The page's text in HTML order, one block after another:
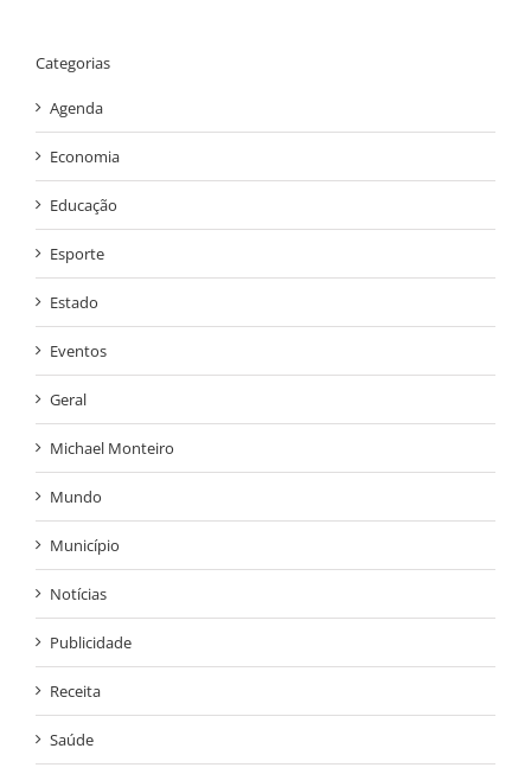
Categorias
Agenda
Economia
Educação
Esporte
Estado
Eventos
Geral
Michael Monteiro
Mundo
Município
Notícias
Publicidade
Receita
Saúde